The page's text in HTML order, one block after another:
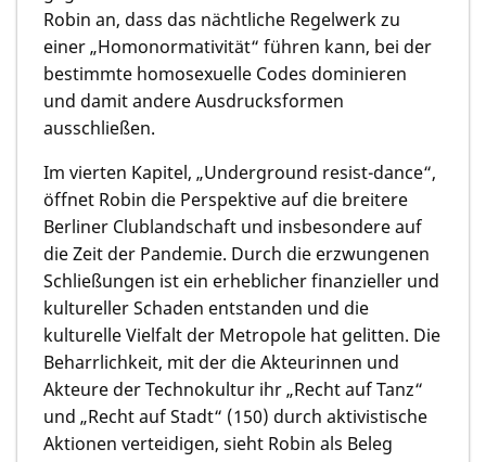
Robin an, dass das nächtliche Regelwerk zu
einer „Homonormativität“ führen kann, bei der
bestimmte homosexuelle Codes dominieren
und damit andere Ausdrucksformen
ausschließen.
Im vierten Kapitel, „Underground resist-dance“,
öffnet Robin die Perspektive auf die breitere
Berliner Clublandschaft und insbesondere auf
die Zeit der Pandemie. Durch die erzwungenen
Schließungen ist ein erheblicher finanzieller und
kultureller Schaden entstanden und die
kulturelle Vielfalt der Metropole hat gelitten. Die
Beharrlichkeit, mit der die Akteurinnen und
Akteure der Technokultur ihr „Recht auf Tanz“
und „Recht auf Stadt“ (150) durch aktivistische
Aktionen verteidigen, sieht Robin als Beleg